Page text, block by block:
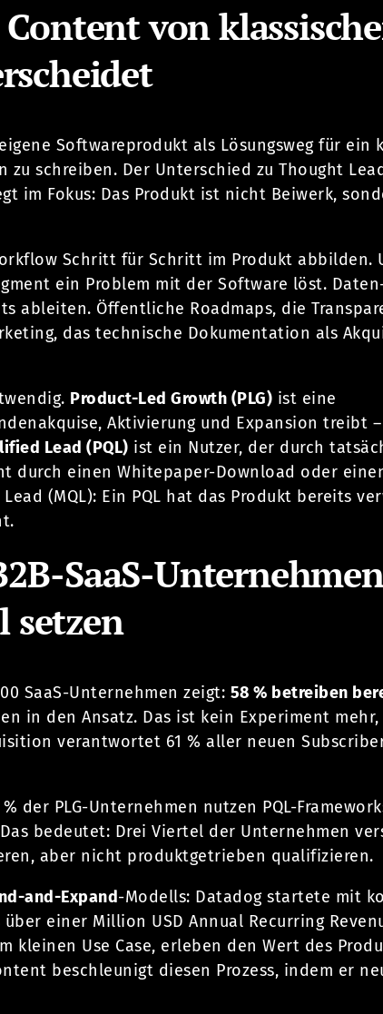
von
Softwareprodukt als Lösungsweg für ein
schreiben. Der Unterschied zu Thought
im Fokus: Das Produkt ist nicht Beiwerk,
Schritt für Schritt im Produkt abbilden.
ein Problem mit der Software löst.
ableiten. Öffentliche Roadmaps, die
das technische Dokumentation als
Product-Led Growth (PLG) ist eine
Aktivierung und Expansion treibt
Lead (PQL) ist ein Nutzer, der durch
durch einen Whitepaper-Download oder
(MQL): Ein PQL hat das Produkt bereits
SaaS-Unternehmen
setzen
SaaS-Unternehmen zeigt: 58 % betreiben
in den Ansatz. Das ist kein Experiment
verantwortet 61 % aller neuen
der PLG-Unternehmen nutzen PQL-
bedeutet: Drei Viertel der Unternehmen
aber nicht produktgetrieben qualifizieren.
and-Expand-Modells: Datadog startete mit
einer Million USD Annual Recurring
kleinen Use Case, erleben den Wert des
beschleunigt diesen Prozess, indem er